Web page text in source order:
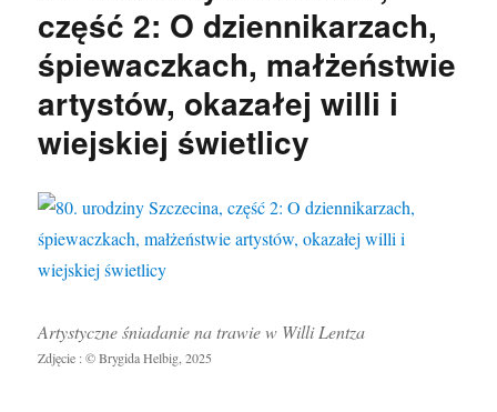
część 2: O dziennikarzach,
śpiewaczkach, małżeństwie
artystów, okazałej willi i
wiejskiej świetlicy
Artystyczne śniadanie na trawie w Willi Lentza
Zdjęcie : © Brygida Helbig, 2025